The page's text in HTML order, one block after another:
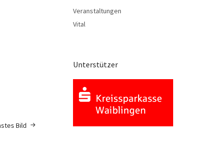
Bild
Veranstaltungen
Vital
Unterstützer